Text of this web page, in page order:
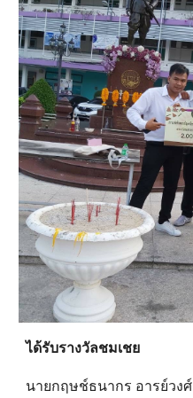
ได้รับรางวัลชมเชย
นายกฤษช์ธนากร อารย์วงศ์